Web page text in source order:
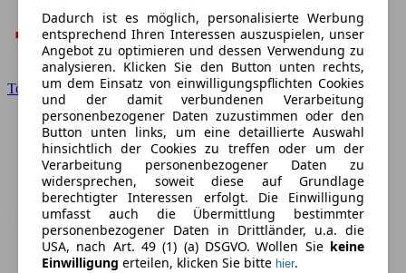
Toyota
Dadurch ist es möglich, personalisierte Werbung
entsprechend Ihren Interessen auszuspielen, unser
Angebot zu optimieren und dessen Verwendung zu
analysieren. Klicken Sie den Button unten rechts,
um dem Einsatz von einwilligungspflichten Cookies
und der damit verbundenen Verarbeitung
personenbezogener Daten zuzustimmen oder den
Button unten links, um eine detaillierte Auswahl
hinsichtlich der Cookies zu treffen oder um der
Verarbeitung personenbezogener Daten zu
widersprechen, soweit diese auf Grundlage
berechtigter Interessen erfolgt. Die Einwilligung
umfasst auch die Übermittlung bestimmter
personenbezogener Daten in Drittländer, u.a. die
USA, nach Art. 49 (1) (a) DSGVO. Wollen Sie keine
Einwilligung erteilen, klicken Sie bitte hier.